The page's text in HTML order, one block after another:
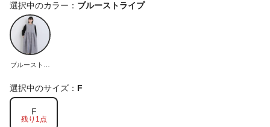
選択中のカラー： ブルーストライプ
ブルーストラ
選択中のサイズ： F
F
残り1点